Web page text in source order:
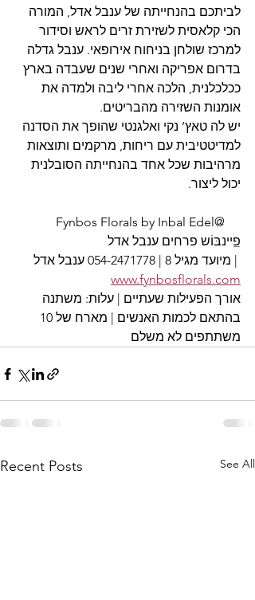
לביתכם בהנחייתה של ענבל אדל, המורה
הכי קלאסית לשזירת זרים לראש וסידור
למרכז שולחן בניחוח אירופאי. ענבל גדלה
בדרום אפריקה ואחרי שנים שעבדה בארץ
ככלכלנית, הלכה אחרי ליבה ולמדה את
אומנות השזירה מהבריטים.
יש לה טאץ’ נקי ואלגנטי שהופך את הסדנה
למדיטטיבית עם ריחות, מרקמים ותוצאות
מרהיבות שכל אחד בהנחייתה הסובלנית
יכול ליצור.
Fynbos Florals by Inbal Edel@
פֵֵיינבּוֹש פרחים ענבל אדל
מיועד מגיל 8 | 054-2471778 ענבל אדל |
www.fynbosflorals.com
אורך הפעילות שעתיים | עלות: משתנה
משתתפים לא משלם
Recent Posts See All